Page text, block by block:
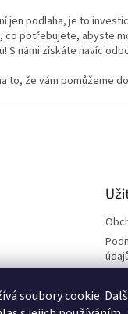
soubory cookie.
jen podlaha, je to
co potřebujete, abyste
S námi získáte navíc
to, že vám pomůžeme